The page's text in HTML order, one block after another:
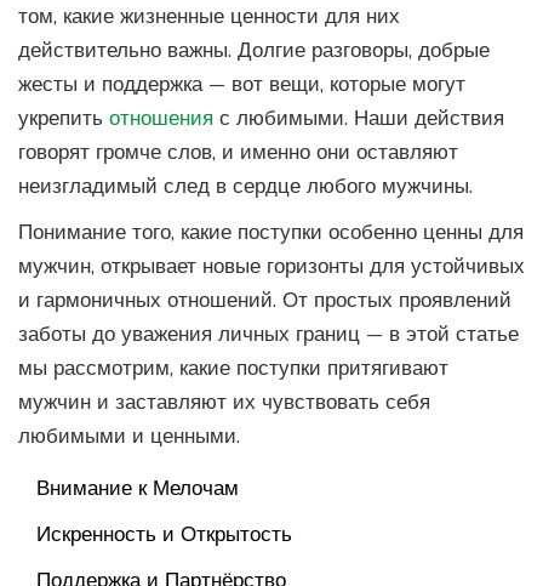
том, какие жизненные ценности для них
действительно важны. Долгие разговоры, добрые
жесты и поддержка — вот вещи, которые могут
укрепить отношения с любимыми. Наши действия
говорят громче слов, и именно они оставляют
неизгладимый след в сердце любого мужчины.
Понимание того, какие поступки особенно ценны для
мужчин, открывает новые горизонты для устойчивых
и гармоничных отношений. От простых проявлений
заботы до уважения личных границ — в этой статье
мы рассмотрим, какие поступки притягивают
мужчин и заставляют их чувствовать себя
любимыми и ценными.
Внимание к Мелочам
Искренность и Открытость